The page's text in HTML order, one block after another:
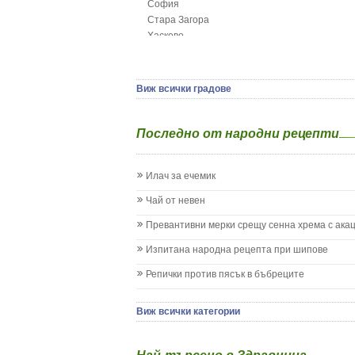
Грип при бебето и детето
Гърч
Детски диабет
Жълтеница
Запек на бебето и детето
Кашлица при бебето и детето
Колики
Менингит
Млечница
Нощно напикаване - енуреза
София
Стара Загора
Хасково
Виж всички градове
Последно от народни рецепти
Илач за ечемик
Чай от невен
Превантивни мерки срещу сенна хрема с
Изпитана народна рецепта при шипове
Репички против пясък в бъбреците
Виж всички категории